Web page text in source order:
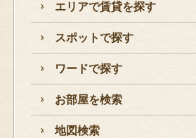
エリアで賃貸を探す
スポットで探す
ワードで探す
お部屋を検索
地図検索